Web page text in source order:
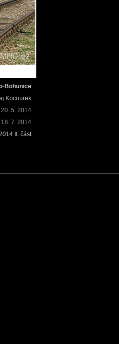
-Bohunice
Kocourek
20. 5. 2014
18. 7. 2014
II. část